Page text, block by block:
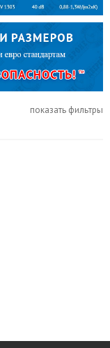
показать фильтры